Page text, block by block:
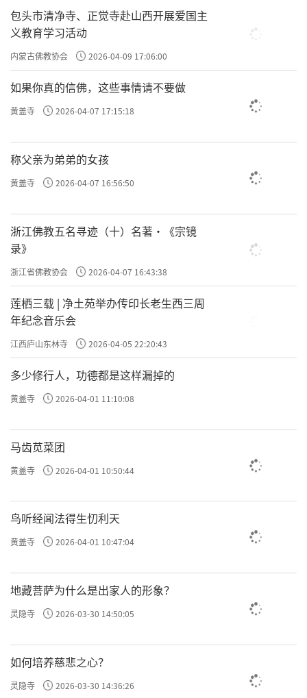
包头市清净寺、正觉寺赴山西开展爱国主
义教育学习活动
内蒙古佛教协会 2026-04-09 17:06:00
如果你真的信佛，这些事情请不要做
黄盖寺 2026-04-07 17:15:18
称父亲为弟弟的女孩
黄盖寺 2026-04-07 16:56:50
浙江佛教五名寻迹（十）名著·《宗镜
录》
浙江省佛教协会 2026-04-07 16:43:38
莲栖三载 | 净土苑举办传印长老生西三周
年纪念音乐会
江西庐山东林寺 2026-04-05 22:20:43
多少修行人，功德都是这样漏掉的
黄盖寺 2026-04-01 11:10:08
马齿苋菜团
黄盖寺 2026-04-01 10:50:44
鸟听经闻法得生忉利天
黄盖寺 2026-04-01 10:47:04
地藏菩萨为什么是出家人的形象？
灵隐寺 2026-03-30 14:50:05
如何培养慈悲之心？
灵隐寺 2026-03-30 14:36:26